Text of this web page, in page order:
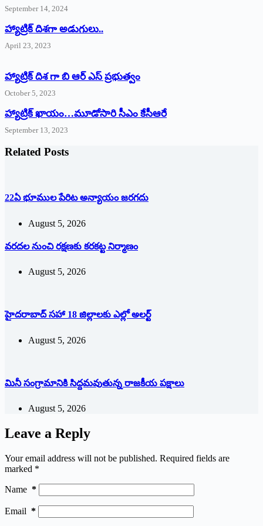
September 14, 2024
‌హ్యాట్రిక్‌ ‌దిశగా అడుగులు..
April 23, 2023
హ్యాట్రిక్ దిశ గా బి ఆర్ ఎస్ ప్రభుత్వం
October 5, 2023
హ్యాట్రిక్‌ ‌ఖాయం…మూడోసారి సీఎం కేసీఆరే
September 13, 2023
Related Posts
22ఏ భూముల పేరిట అన్యాయం జరగదు
August 5, 2026
వరదల నుంచి రక్షణకు కరకట్ట నిర్మాణం
August 5, 2026
హైదరాబాద్ సహా 18 జిల్లాలకు ఎల్లో అలర్ట్
August 5, 2026
మినీ సంగ్రామానికి సిద్దమవుతున్న రాజకీయ పక్షాలు
August 5, 2026
Leave a Reply
Your email address will not be published. Required fields are
marked *
Name *
Email *